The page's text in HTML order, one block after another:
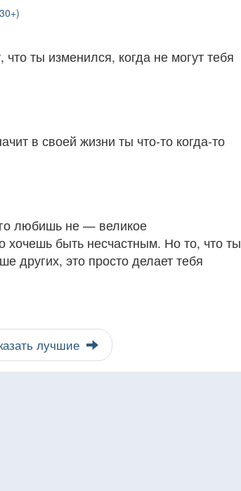
ты изменился, когда не могут тебя
в своей жизни ты что-то когда-то
любишь не — великое
хочешь быть несчастным. Но то, что ты
других, это просто делает тебя
лучшие